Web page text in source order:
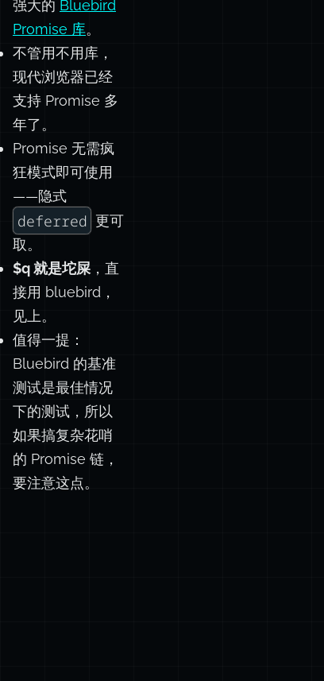
强大的 Bluebird
Promise 库。
不管用不用库，
现代浏览器已经
支持 Promise 多
年了。
Promise 无需疯
狂模式即可使用
——隐式
deferred 更可
取。
$q 就是坨屎，直
接用 bluebird，
见上。
值得一提：
Bluebird 的基准
测试是最佳情况
下的测试，所以
如果搞复杂花哨
的 Promise 链，
要注意这点。